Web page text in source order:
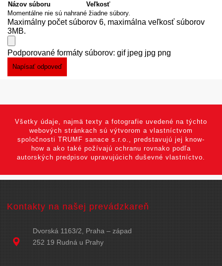
Názov súboru
Veľkosť
Momentálne nie sú nahrané žiadne súbory.
Maximálny počet súborov 6, maximálna veľkosť súborov
3MB.
Podporované formáty súborov: gif jpeg jpg png
Všetky údaje, najmä texty a fotografie uvedené na týchto
webových stránkach sú výtvorom a vlastníctvom
spoločnosti TRUMF sanace s.r.o., predstavujú jej know-
how a ako také požívajú ochranu rovnako podľa
autorských predpisov upravujúcich duševné vlastníctvo.
Kontakty na našej prevádzkareň
Dvorská 1163/2, Praha – západ
252 19 Rudná u Prahy